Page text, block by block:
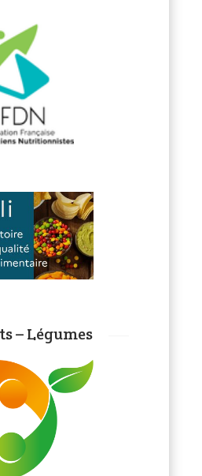
– Légumes